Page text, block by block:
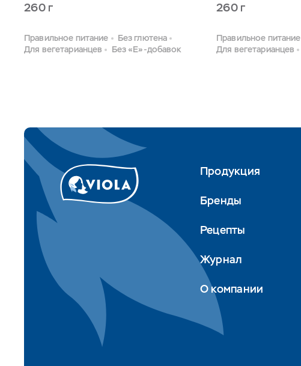
260 г
Правильное питание
Без глютена
Для вегетарианцев
Без «Е»-добавок
260 г
Правильное питание
Для вегетарианцев
Продукция
Бренды
Рецепты
Журнал
О компании